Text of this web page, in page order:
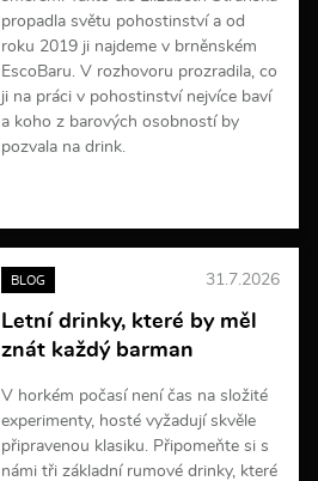
propadla světu pohostinství a od
roku 2019 ji najdeme v brněnském
EscoBaru. V rozhovoru prozradila, co
ji na práci v pohostinství nejvíce baví
a koho z barových osobností by
pozvala na drink.
e
i
f
o
m
a
c
í
BLOG 31.7.2026
Letní drinky, které by měl
znát každý barman
V horkém počasí není čas na složité
experimenty, hosté vyžadují skvěle
připravenou klasiku. Připomeňte si s
námi tři základní rumové drinky, které